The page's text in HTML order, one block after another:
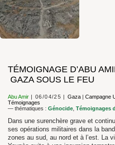
TÉMOIGNAGE D’ABU
GAZA SOUS LE FEU
Abu Amir 06/04/25 Gaza |Campagne
Témoignages
— thématiques : Génocide Témoignages
Dans une surenchère grave et
ses opérations militaires dans la
zones au sud, au nord et à l’est. La